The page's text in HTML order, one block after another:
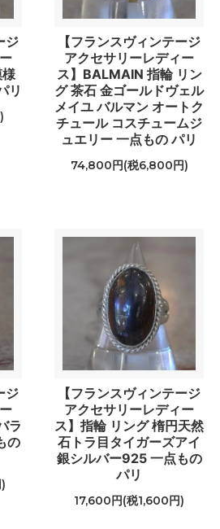
ジ
リ
【フランスヴィンテージ
アクセサリーレディー
ス】BALMAIN 指輪 リン
グ 茶石 金ゴールドヴェル
メイユ バルマン オートク
チュール コスチュームジ
ュエリー 一点もの パリ
74,800円(税6,800円)
ジ
ラ
の
【フランスヴィンテージ
アクセサリーレディー
ス】指輪 リング 楕円天然
石トラ目タイガーズアイ
銀シルバー925 一点もの
パリ
17,600円(税1,600円)